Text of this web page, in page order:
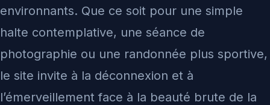
environnants. Que ce soit pour une simple
halte contemplative, une séance de
photographie ou une randonnée plus sportive,
le site invite à la déconnexion et à
l’émerveillement face à la beauté brute de la